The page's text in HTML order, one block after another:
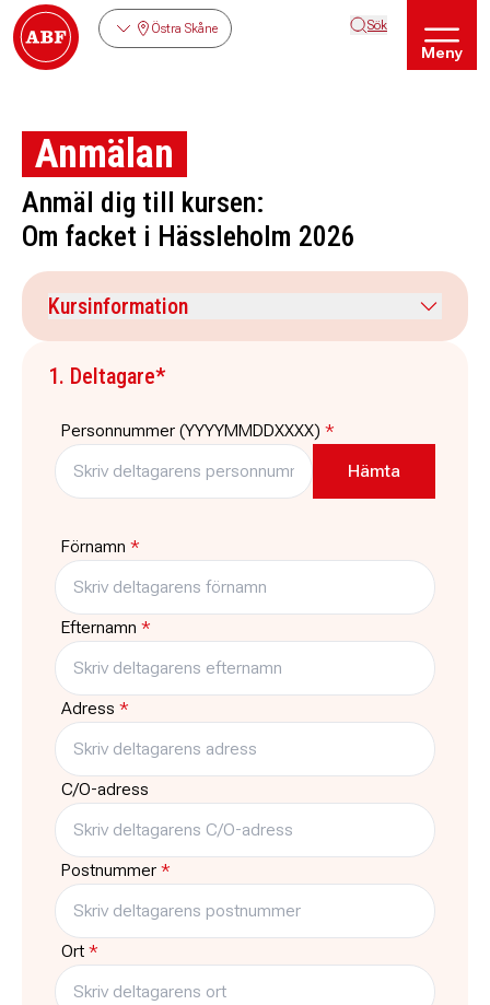
Östra Skåne Sök
Meny
Anmälan
Anmäl dig till kursen:
Om facket i Hässleholm 2026
Kursinformation
Kursdatum
12 oktober 2026
Tid
08:30 - 16:30
Plats
ABF Hässleholm Andra
Avenyen, Andra Avenyen 2
Pris
Gratis 11
Typ
Kurs
1. Deltagare*
Personnummer (YYYYMMDDXXXX) *
Förnamn *
Efternamn *
Adress *
C/O-adress
Postnummer *
Ort *